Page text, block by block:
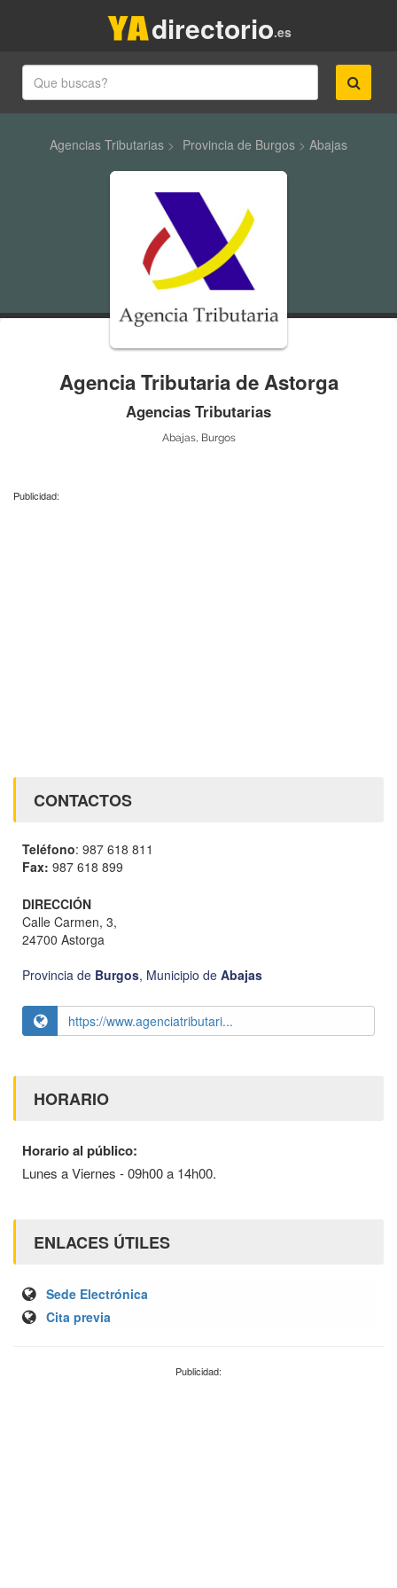
.es
directorio
Agencias Tributarias > Provincia de Burgos > Abajas
Agencia Tributaria de Astorga
Agencias Tributarias
Abajas, Burgos
Publicidad:
CONTACTOS
Teléfono: 987 618 811
Fax: 987 618 899
DIRECCIÓN
Calle Carmen, 3,
24700 Astorga
Provincia de Burgos, Municipio de Abajas
https://www.agenciatributari...
HORARIO
Horario al público:
Lunes a Viernes - 09h00 a 14h00.
ENLACES ÚTILES
Sede Electrónica
Cita previa
Publicidad: